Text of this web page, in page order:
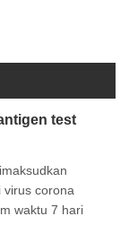
test
virus corona
waktu 7 hari